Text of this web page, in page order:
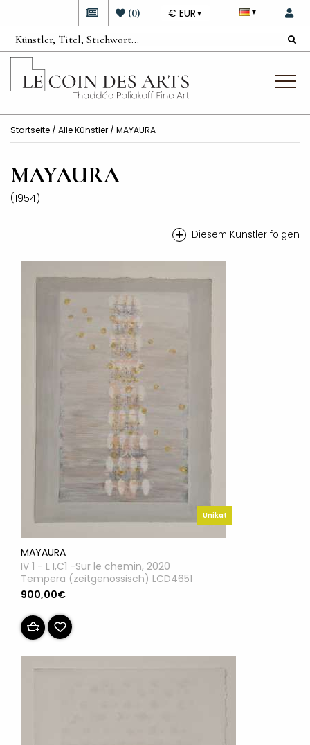
▼
DEVISE
€ EUR ▼
(0)
Startseite / Alle Künstler / MAYAURA
MAYAURA
(1954)
+ Diesem Künstler folgen
Unikat
MAYAURA
IV 1 - L I,C1 -Sur le chemin, 2020
Tempera (zeitgenössisch) LCD4651
900,00€